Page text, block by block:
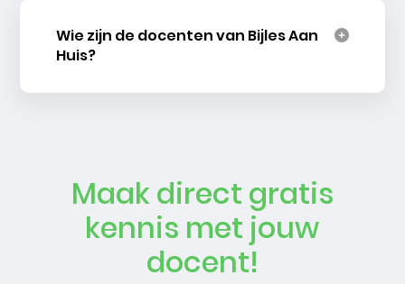
Wie zijn de docenten van Bijles Aan
Huis?
Maak direct gratis
kennis met jouw
docent!